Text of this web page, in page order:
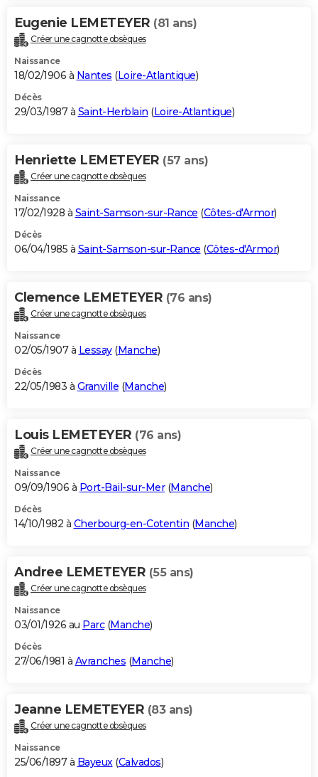
Eugenie LEMETEYER (81 ans)
Créer une cagnotte obsèques
Naissance
18/02/1906 à Nantes (Loire-Atlantique)
Décès
29/03/1987 à Saint-Herblain (Loire-Atlantique)
Henriette LEMETEYER (57 ans)
Créer une cagnotte obsèques
Naissance
17/02/1928 à Saint-Samson-sur-Rance (Côtes-d'Armor)
Décès
06/04/1985 à Saint-Samson-sur-Rance (Côtes-d'Armor)
Clemence LEMETEYER (76 ans)
Créer une cagnotte obsèques
Naissance
02/05/1907 à Lessay(Manche)
Décès
22/05/1983 à Granville (Manche)
Louis LEMETEYER (76 ans)
Créer une cagnotte obsèques
Naissance
09/09/1906 à Port-Bail-sur-Mer(Manche)
Décès
14/10/1982 à Cherbourg-en-Cotentin (Manche)
Andree LEMETEYER (55 ans)
Créer une cagnotte obsèques
Naissance
03/01/1926 au Parc(Manche)
Décès
27/06/1981 à Avranches (Manche)
Jeanne LEMETEYER (83 ans)
Créer une cagnotte obsèques
Naissance
25/06/1897 à Bayeux(Calvados)